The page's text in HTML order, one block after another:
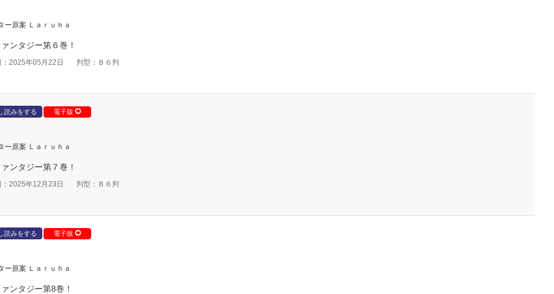
ー原案 Ｌａｒｕｈａ
ンタジー第６巻！
：2025年05月22日 判型：Ｂ６判
読みをする 電子版
ー原案 Ｌａｒｕｈａ
ンタジー第７巻！
：2025年12月23日 判型：Ｂ６判
読みをする 電子版
ー原案 Ｌａｒｕｈａ
ンタジー第8巻！